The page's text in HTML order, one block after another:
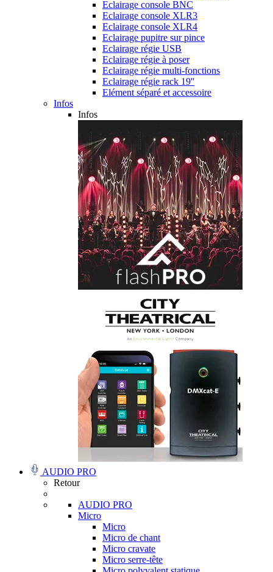
Eclairage console BNC
Eclairage console XLR3
Eclairage console XLR4
Eclairage pupitre sur pince
Eclairage régie USB
Eclairage régie à poser
Eclairage régie multi-fonctions
Eclairage régie rack 19''
Elément séparé et accessoire
Infos
Infos
AUDIO PRO
Retour
AUDIO PRO
Micro
Micro
Micro de chant
Micro cravate
Micro serre-tête